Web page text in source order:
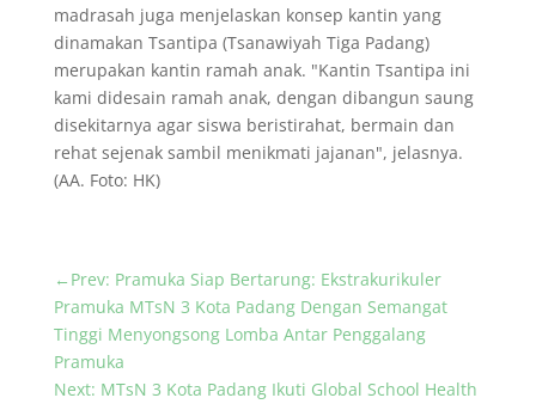
madrasah juga menjelaskan konsep kantin yang
dinamakan Tsantipa (Tsanawiyah Tiga Padang)
merupakan kantin ramah anak. "Kantin Tsantipa ini
kami didesain ramah anak, dengan dibangun saung
disekitarnya agar siswa beristirahat, bermain dan
rehat sejenak sambil menikmati jajanan", jelasnya.
(AA. Foto: HK)
← Prev: Pramuka Siap Bertarung: Ekstrakurikuler
Pramuka MTsN 3 Kota Padang Dengan Semangat
Tinggi Menyongsong Lomba Antar Penggalang
Pramuka
Next: MTsN 3 Kota Padang Ikuti Global School Health